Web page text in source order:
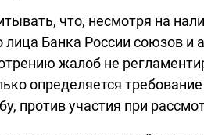
что, несмотря на
Банка России союзов и
жалоб не
определяется
против участия при